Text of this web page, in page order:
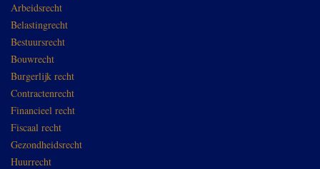
Arbeidsrecht
Belastingrecht
Bestuursrecht
Bouwrecht
Burgerlijk recht
Contractenrecht
Financieel recht
Fiscaal recht
Gezondheidsrecht
Huurrecht